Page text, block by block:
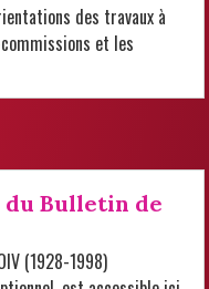
des travaux à
et les
Bulletin de
(1928-1998)